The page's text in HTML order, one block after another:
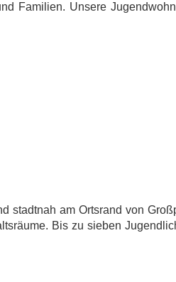
Familien. Unsere
stadtnah am Ortsrand von
Bis zu sieben